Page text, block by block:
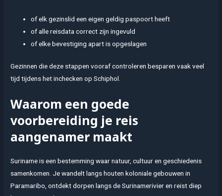
of elk gezinslid een eigen geldig paspoort heeft
of alle reisdata correct zijn ingevuld
of elke bevestiging apart is opgeslagen
Gezinnen die deze stappen vooraf controleren besparen vaak veel
tijd tijdens het inchecken op Schiphol.
Waarom een goede
voorbereiding je reis
aangenamer maakt
Suriname is een bestemming waar natuur, cultuur en geschiedenis
samenkomen. Je wandelt langs houten koloniale gebouwen in
Paramaribo, ontdekt dorpen langs de Surinamerivier en reist diep